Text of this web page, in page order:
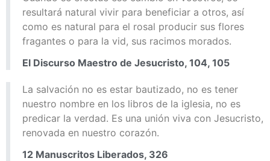
resultará natural vivir para beneficiar a otros, así
como es natural para el rosal producir sus flores
fragantes o para la vid, sus racimos morados.
El Discurso Maestro de Jesucristo, 104, 105
La salvación no es estar bautizado, no es tener
nuestro nombre en los libros de la iglesia, no es
predicar la verdad. Es una unión viva con Jesucristo,
renovada en nuestro corazón.
12 Manuscritos Liberados, 326